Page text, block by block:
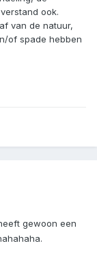
ook.
van de natuur,
of spade hebben
gewoon een